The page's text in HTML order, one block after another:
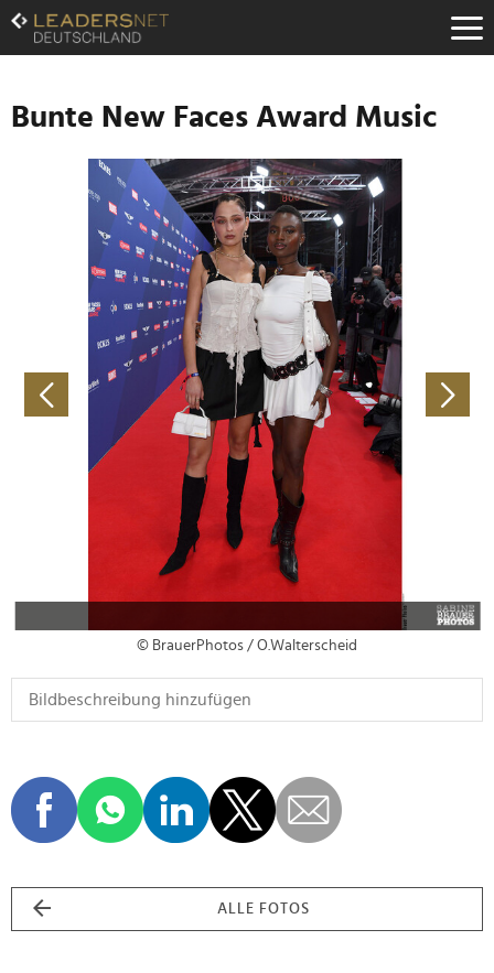
Zum
Inhalt
Zur
Navigation
Zur
Hauptnavigation
Bunte New Faces Award Music
© BrauerPhotos / O.Walterscheid
ALLE FOTOS